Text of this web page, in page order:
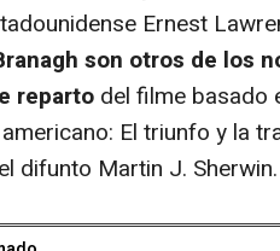
Ernest
son otros de los
reparto del filme basado
El triunfo y la
difunto Martin J. Sherwin.